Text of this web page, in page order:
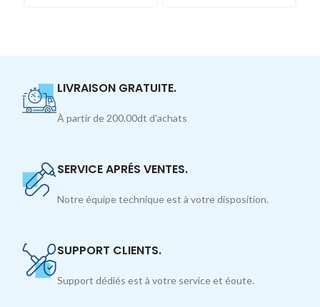
LIVRAISON GRATUITE.
À partir de 200.00dt d'achats
SERVICE APRÉS VENTES.
Notre équipe technique est à votre disposition.
SUPPORT CLIENTS.
Support dédiés est à votre service et éoute.